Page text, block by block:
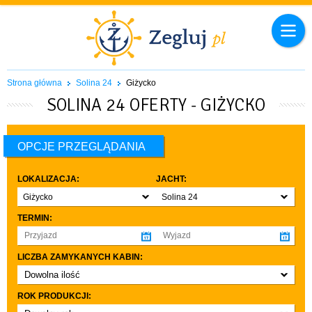
Strona główna Solina 24 Giżycko
SOLINA 24 OFERTY - GIŻYCKO
OPCJE PRZEGLĄDANIA
LOKALIZACJA:
Giżycko
JACHT:
Solina 24
TERMIN:
LICZBA ZAMYKANYCH KABIN:
Dowolna ilość
co najmniej 1
co najmniej 2
ROK PRODUKCJI: